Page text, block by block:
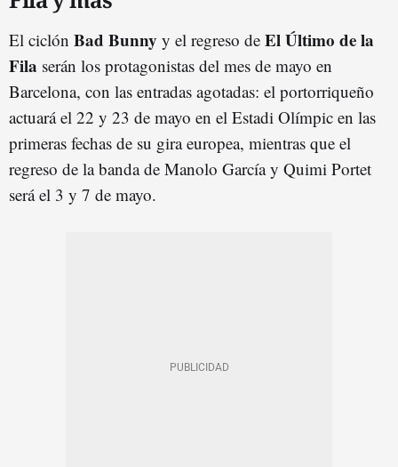
El ciclón Bad Bunny y el regreso de El Último de la
Fila serán los protagonistas del mes de mayo en
Barcelona, con las entradas agotadas: el portorriqueño
actuará el 22 y 23 de mayo en el Estadi Olímpic en las
primeras fechas de su gira europea, mientras que el
regreso de la banda de Manolo García y Quimi Portet
será el 3 y 7 de mayo.